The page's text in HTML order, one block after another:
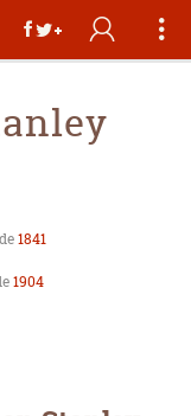
1841
1904